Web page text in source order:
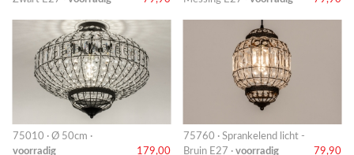
75010 · Ø 50cm ·
voorradig
179,00
75760 · Sprankelend licht -
Bruin E27 · voorradig 79,90